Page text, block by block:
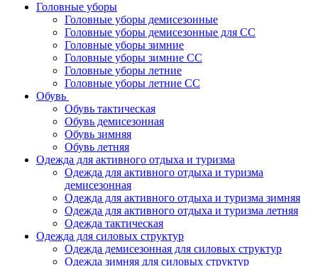
Головные уборы
Головные уборы демисезонные
Головные уборы демисезонные для СС
Головные уборы зимние
Головные уборы зимние СС
Головные уборы летние
Головные уборы летние СС
Обувь
Обувь тактическая
Обувь демисезонная
Обувь зимняя
Обувь летняя
Одежда для активного отдыха и туризма
Одежда для активного отдыха и туризма
демисезонная
Одежда для активного отдыха и туризма зимняя
Одежда для активного отдыха и туризма летняя
Одежда тактическая
Одежда для силовых структур
Одежда демисезонная для силовых структур
Одежда зимняя для силовых структур